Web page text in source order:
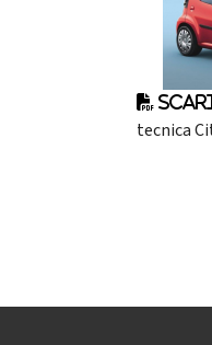
tecnica